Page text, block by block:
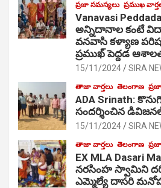
ప్రజా సమస్యలు ప్రముఖ
Vanavasi
అన్నిదానాల కంటే
వనవాసి కళ్యాణ
ప్రముఖ్ పెద్దడ
15/11/2024 SIRA
తాజా వార్తలు తెలంగాణ
ADA Srinath:
సంద‌ర్శించిన
15/11/2024 SIRA
తాజా వార్తలు తెలంగాణ
EX MLA Dasari
నరసింహ స్వామిని
ఎమ్మెల్యే దాసరి